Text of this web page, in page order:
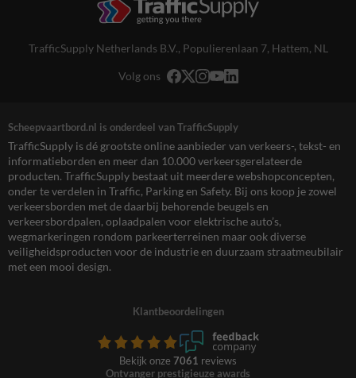
TrafficSupply Netherlands B.V., Populierenlaan 7, Hattem, NL
Volg ons
Scheepvaartbord.nl is onderdeel van TrafficSupply
TrafficSupply is dé grootste online aanbieder van verkeers-, tekst- en
informatieborden en meer dan 10.000 verkeersgerelateerde
producten. TrafficSupply bestaat uit meerdere webshopconcepten,
onder te verdelen in Traffic, Parking en Safety. Bij ons koop je zowel
verkeersborden met de daarbij behorende beugels en
verkeersbordpalen, oplaadpalen voor elektrische auto’s,
wegmarkeringen rondom parkeerterreinen maar ook diverse
veiligheidsproducten voor de industrie en duurzaam straatmeubilair
met een mooi design.
Klantbeoordelingen
Bekijk onze 7061 reviews
Ontvanger prestigieuze awards